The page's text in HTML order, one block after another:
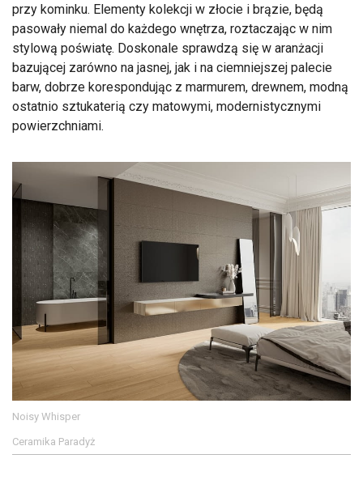
przy kominku. Elementy kolekcji w złocie i brązie, będą
pasowały niemal do każdego wnętrza, roztaczając w nim
stylową poświatę. Doskonale sprawdzą się w aranżacji
bazującej zarówno na jasnej, jak i na ciemniejszej palecie
barw, dobrze korespondując z marmurem, drewnem, modną
ostatnio sztukaterią czy matowymi, modernistycznymi
powierzchniami.
Noisy Whisper
Ceramika Paradyż